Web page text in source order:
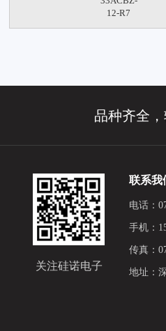
品种齐全
关注硅诺电子
联系我
电话：
手机：
传真：
地址：